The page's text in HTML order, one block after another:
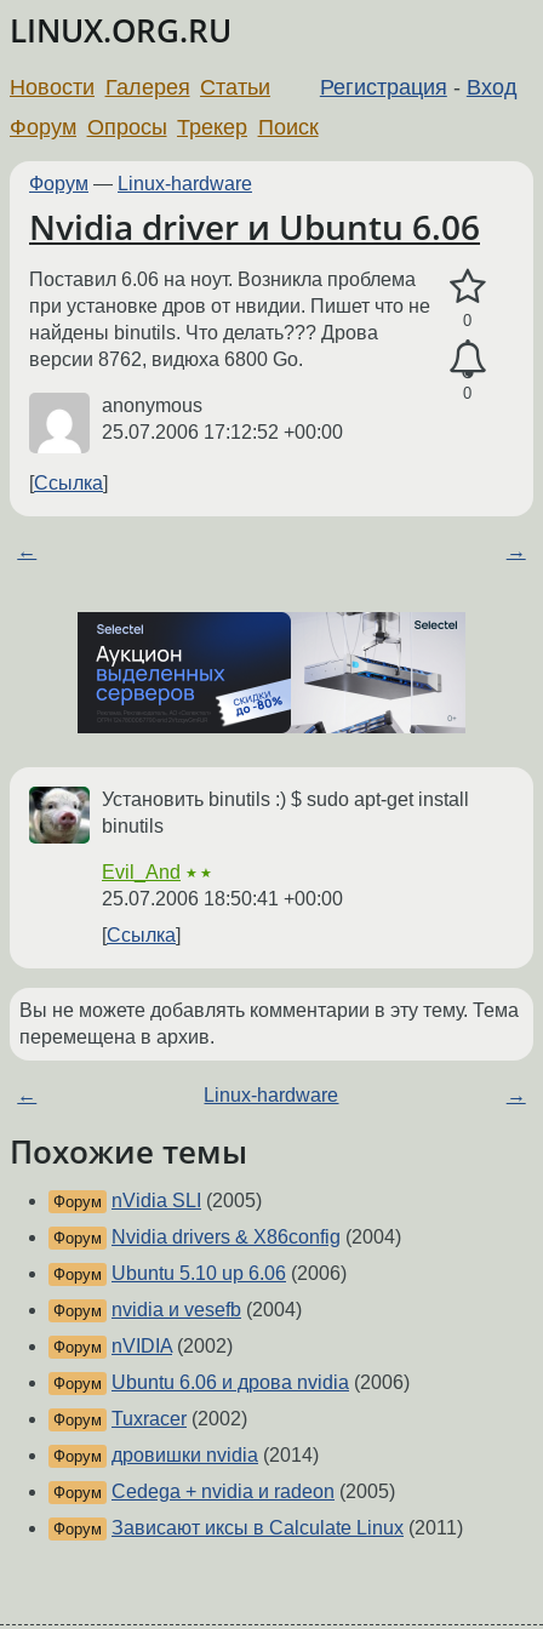
LINUX.ORG.RU
Регистрация - Вход
Новости Галерея Статьи
Форум Опросы Трекер Поиск
Форум — Linux-hardware
Nvidia driver и Ubuntu 6.06
0
0
Поставил 6.06 на ноут. Возникла проблема
при установке дров от нвидии. Пишет что не
найдены binutils. Что делать??? Дрова
версии 8762, видюха 6800 Go.
anonymous
25.07.2006 17:12:52 +00:00
Ссылка
← →
Установить binutils :) $ sudo apt-get install
binutils
Evil_And ★★
25.07.2006 18:50:41 +00:00
Ссылка
Вы не можете добавлять комментарии в эту тему. Тема
перемещена в архив.
← Linux-hardware →
Похожие темы
Форум nVidia SLI (2005)
Форум Nvidia drivers & X86config (2004)
Форум Ubuntu 5.10 up 6.06 (2006)
Форум nvidia и vesefb (2004)
Форум nVIDIA (2002)
Форум Ubuntu 6.06 и дрова nvidia (2006)
Форум Tuxracer (2002)
Форум дровишки nvidia (2014)
Форум Cedega + nvidia и radeon (2005)
Форум Зависают иксы в Calculate Linux (2011)